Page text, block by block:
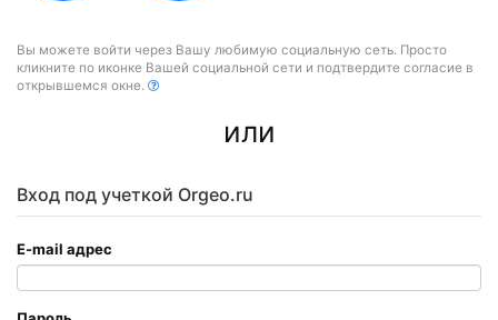
Вы можете войти через Вашу любимую социальную сеть. Просто
кликните по иконке Вашей социальной сети и подтвердите согласие в
открывшемся окне.
или
Вход под учеткой Orgeo.ru
E-mail адрес